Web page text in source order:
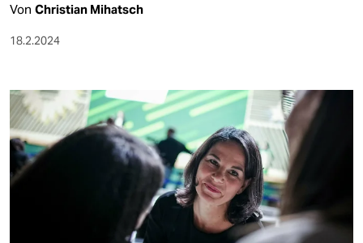
Von Christian Mihatsch
18.2.2024